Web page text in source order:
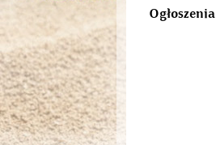
Ogłoszenia